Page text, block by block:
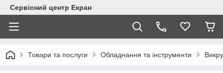
Сервісний центр Екран
Товари та послуги Обладнання та інструменти